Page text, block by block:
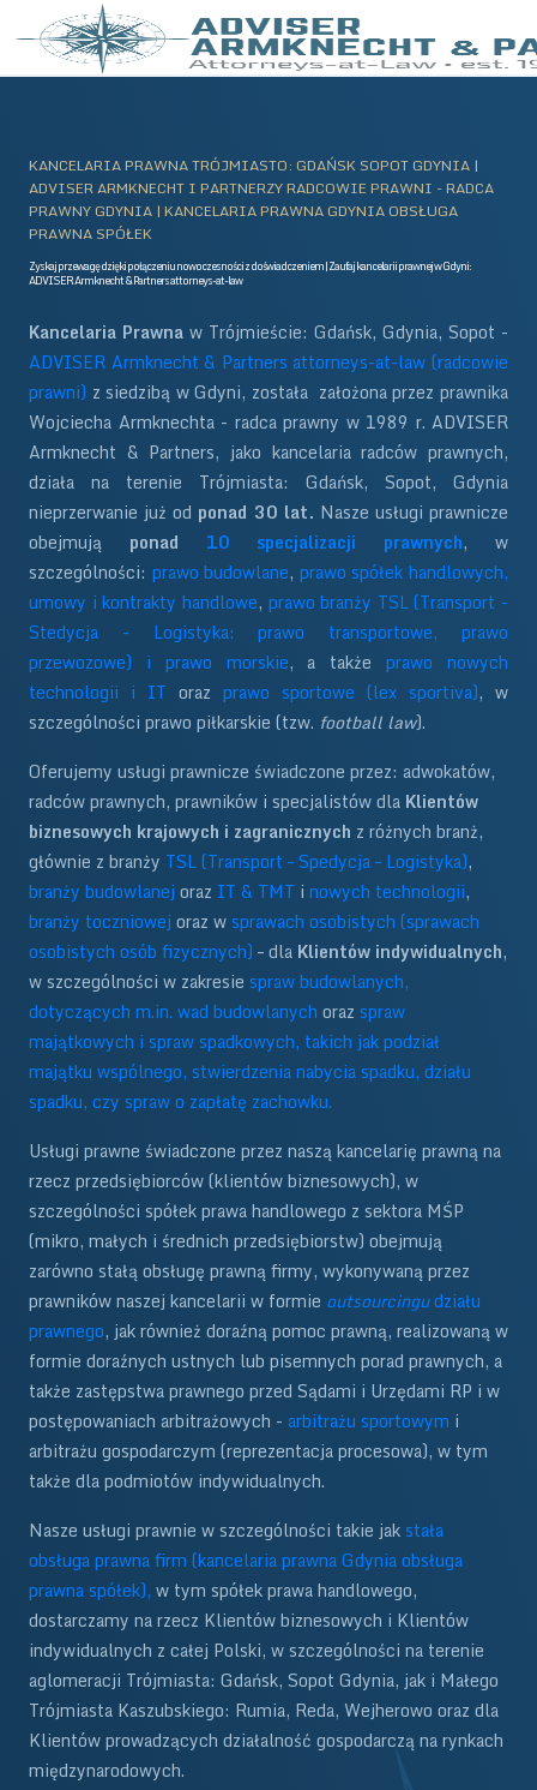
KANCELARIA PRAWNA TRÓJMIASTO: GDAŃSK SOPOT GDYNIA |
ADVISER ARMKNECHT I PARTNERZY RADCOWIE PRAWNI - RADCA
PRAWNY GDYNIA | KANCELARIA PRAWNA GDYNIA OBSŁUGA
PRAWNA SPÓŁEK
Zyskaj przewagę dzięki połączeniu nowoczesności z doświadczeniem | Zaufaj kancelarii prawnej w Gdyni:
ADVISER Armknecht & Partners attorneys-at-law
Kancelaria Prawna w Trójmieście: Gdańsk, Gdynia, Sopot -
ADVISER Armknecht & Partners attorneys-at-law (radcowie
prawni) z siedzibą w Gdyni, została założona przez prawnika
Wojciecha Armknechta - radca prawny w 1989 r. ADVISER
Armknecht & Partners, jako kancelaria radców prawnych,
działa na terenie Trójmiasta: Gdańsk, Sopot, Gdynia
nieprzerwanie już od ponad 30 lat. Nasze usługi prawnicze
obejmują ponad 10 specjalizacji prawnych, w
szczególności: prawo budowlane, prawo spółek handlowych,
umowy i kontrakty handlowe, prawo branży TSL (Transport -
Stedycja - Logistyka: prawo transportowe, prawo
przewozowe) i prawo morskie, a takżeprawo nowych
technologii i IT oraz prawo sportowe (lex sportiva), w
szczególności prawo piłkarskie (tzw. football law).
Oferujemy usługi prawnicze świadczone przez: adwokatów,
radców prawnych, prawników i specjalistów dla Klientów
biznesowych krajowych i zagranicznych z różnych branż,
głównie z branży TSL (Transport – Spedycja – Logistyka),
branży budowlanej oraz IT & TMT i nowych technologii,
branży toczniowej oraz wsprawach osobistych (sprawach
osobistych osób fizycznych) – dla Klientów indywidualnych,
w szczególności w zakresie spraw budowlanych,
dotyczących m.in. wad budowlanych oraz spraw
majątkowych i spraw spadkowych, takich jak podział
majątku wspólnego, stwierdzenia nabycia spadku, działu
spadku, czy spraw o zapłatę zachowku.
Usługi prawne świadczone przez naszą kancelarię prawną na
rzecz przedsiębiorców (klientów biznesowych), w
szczególności spółek prawa handlowego z sektora MŚP
(mikro, małych i średnich przedsiębiorstw) obejmują
zarówno stałą obsługę prawną firmy, wykonywaną przez
prawników naszej kancelarii w formie outsourcingudziału
prawnego, jak również doraźną pomoc prawną, realizowaną w
formie doraźnych ustnych lub pisemnych porad prawnych, a
także zastępstwa prawnego przed Sądami i Urzędami RP i w
postępowaniach arbitrażowych - arbitrażu sportowym i
arbitrażu gospodarczym (reprezentacja procesowa), w tym
także dla podmiotów indywidualnych.
Nasze usługi prawnie w szczególności takie jakstała
obsługa prawna firm (kancelaria prawna Gdynia obsługa
prawna spółek), w tym spółek prawa handlowego,
dostarczamy na rzecz Klientów biznesowych i Klientów
indywidualnych z całej Polski, w szczególności na terenie
aglomeracji Trójmiasta: Gdańsk, Sopot Gdynia, jak i Małego
Trójmiasta Kaszubskiego: Rumia, Reda, Wejherowo oraz dla
Klientów prowadzących działalność gospodarczą na rynkach
międzynarodowych.